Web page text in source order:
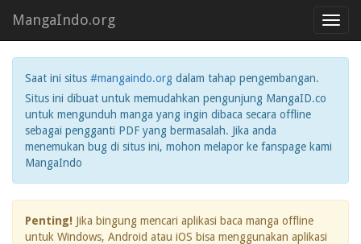
MangaIndo.org
Saat ini situs #mangaindo.org dalam tahap pengembangan.
Situs ini dibuat untuk memudahkan pengunjung MangaID.co
untuk mengunduh manga yang ingin dibaca secara offline
sebagai pengganti PDF yang bermasalah. Jika anda
menemukan bug di situs ini, mohon melapor ke fanspage kami
MangaIndo
Penting! Jika bingung mencari aplikasi baca manga offline
untuk Windows, Android atau iOS bisa menggunakan aplikasi